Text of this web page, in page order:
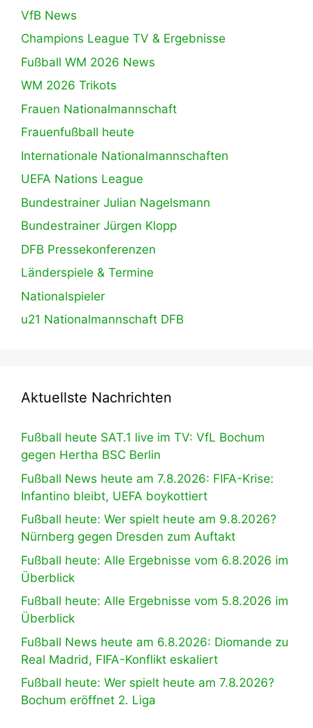
VfB News
Champions League TV & Ergebnisse
Fußball WM 2026 News
WM 2026 Trikots
Frauen Nationalmannschaft
Frauenfußball heute
Internationale Nationalmannschaften
UEFA Nations League
Bundestrainer Julian Nagelsmann
Bundestrainer Jürgen Klopp
DFB Pressekonferenzen
Länderspiele & Termine
Nationalspieler
u21 Nationalmannschaft DFB
Aktuellste Nachrichten
Fußball heute SAT.1 live im TV: VfL Bochum
gegen Hertha BSC Berlin
Fußball News heute am 7.8.2026: FIFA-Krise:
Infantino bleibt, UEFA boykottiert
Fußball heute: Wer spielt heute am 9.8.2026?
Nürnberg gegen Dresden zum Auftakt
Fußball heute: Alle Ergebnisse vom 6.8.2026 im
Überblick
Fußball heute: Alle Ergebnisse vom 5.8.2026 im
Überblick
Fußball News heute am 6.8.2026: Diomande zu
Real Madrid, FIFA-Konflikt eskaliert
Fußball heute: Wer spielt heute am 7.8.2026?
Bochum eröffnet 2. Liga